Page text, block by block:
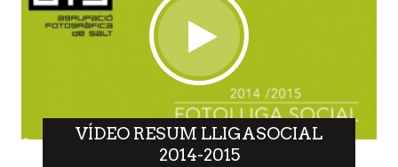
VÍDEO RESUM LLIGASOCIAL
2014-2015